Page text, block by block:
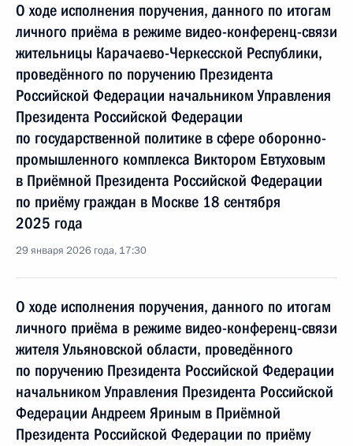
О ходе исполнения поручения, данного по итогам
личного приёма в режиме видео-конференц-связи
жительницы Карачаево-Черкесской Республики,
проведённого по поручению Президента
Российской Федерации начальником Управления
Президента Российской Федерации
по государственной политике в сфере оборонно-
промышленного комплекса Виктором Евтуховым
в Приёмной Президента Российской Федерации
по приёму граждан в Москве 18 сентября
2025 года
29 января 2026 года, 17:30
О ходе исполнения поручения, данного по итогам
личного приёма в режиме видео-конференц-связи
жителя Ульяновской области, проведённого
по поручению Президента Российской Федерации
начальником Управления Президента Российской
Федерации Андреем Яриным в Приёмной
Президента Российской Федерации по приёму